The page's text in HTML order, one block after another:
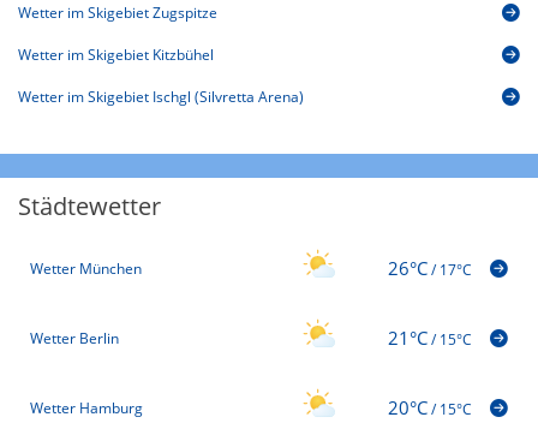
Wetter im Skigebiet Zugspitze
Wetter im Skigebiet Kitzbühel
Wetter im Skigebiet Ischgl (Silvretta Arena)
Städtewetter
Wetter München 26°C/17°C
Wetter Berlin 21°C/15°C
Wetter Hamburg 20°C/15°C